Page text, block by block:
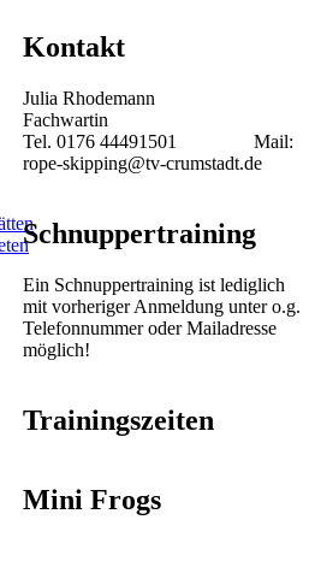
Odenwald
von
Dieter
Ruckelshausen
9.
Dezember
wurde
der
Nikolaus-
Cup
vom
ausgetragen.
Crumstadt
waren
Kontakt
Julia Rhodemann
Fachwartin
Tel. 0176 44491501 Mail:
rope-skipping@tv-crumstadt.de
Schnuppertraining
Ein Schnuppertraining ist lediglich
mit vorheriger Anmeldung unter o.g.
Telefonnummer oder Mailadresse
möglich!
Trainingszeiten
Mini Frogs